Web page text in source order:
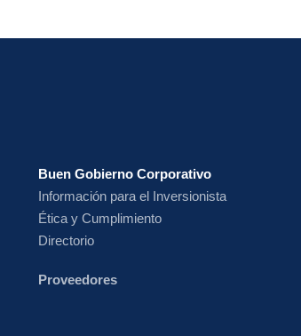
Buen Gobierno Corporativo
Información para el Inversionista
Ética y Cumplimiento
Directorio
Proveedores